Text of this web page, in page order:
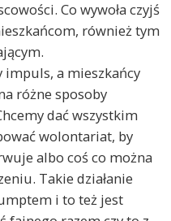
Co wywoła czyjś
również tym
impuls, a mieszkańcy
różne sposoby
dać wszystkim
wolontariat, by
albo coś co można
Takie działanie
i to też jest